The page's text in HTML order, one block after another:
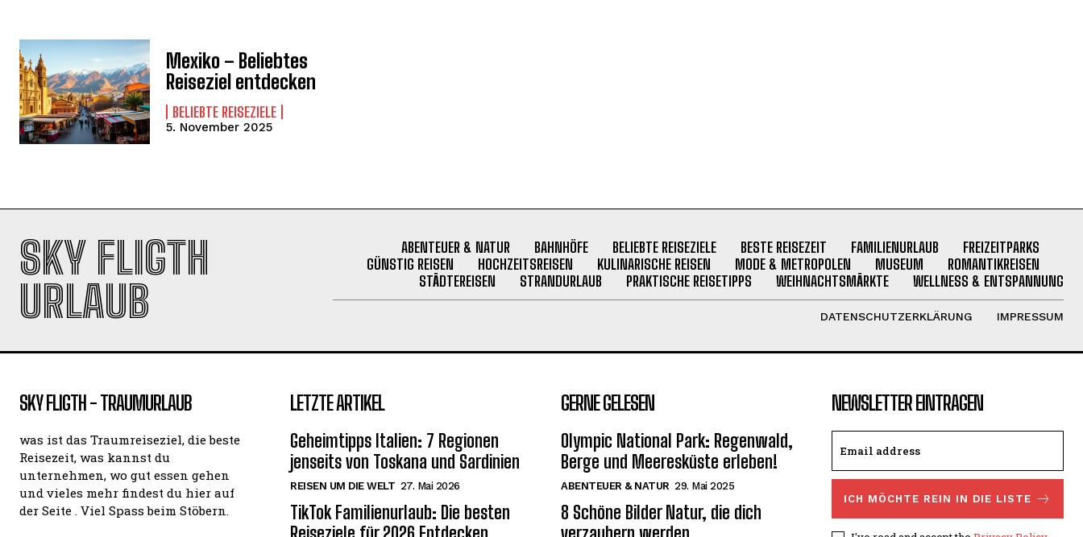
Mexiko – Beliebtes
Reiseziel entdecken
BELIEBTE REISEZIELE
5. November 2025
SKY FLIGTH
URLAUB
ABENTEUER & NATUR BAHNHÖFE BELIEBTE REISEZIELE BESTE REISEZEIT FAMILIENURLAUB
FREIZEITPARKS
GÜNSTIG REISEN
HOCHZEITSREISEN KULINARISCHE REISEN MODE & METROPOLEN MUSEUM
ROMANTIKREISEN
STÄDTEREISEN
STRANDURLAUB PRAKTISCHE REISETIPPS WEIHNACHTSMÄRKTE WELLNESS & ENTSPANNUNG
DATENSCHUTZERKLÄRUNG IMPRESSUM
SKY FLIGTH - TRAUMURLAUB
was ist das Traumreiseziel, die beste
Reisezeit, was kannst du
unternehmen, wo gut essen gehen
und vieles mehr findest du hier auf
der Seite . Viel Spass beim Stöbern.
LETZTE ARTIKEL
Geheimtipps Italien: 7 Regionen
jenseits von Toskana und Sardinien
REISEN UM DIE WELT 27. Mai 2026
TikTok Familienurlaub: Die besten
GERNE GELESEN
Olympic National Park: Regenwald,
Berge und Meeresküste erleben!
ABENTEUER & NATUR 29. Mai 2025
8 Schöne Bilder Natur, die dich
NEWSLETTER EINTRAGEN
ICH MÖCHTE REIN IN DIE LISTE